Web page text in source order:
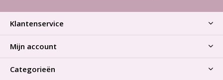
Klantenservice
Mijn account
Categorieën